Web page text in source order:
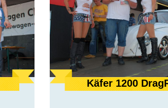
Käfer 1200